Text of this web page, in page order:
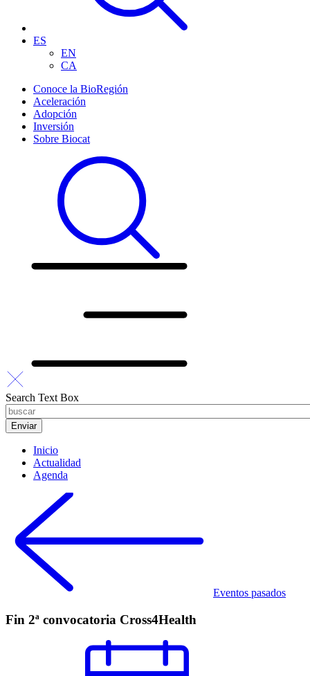
ES
EN
CA
Conoce la BioRegión
Aceleración
Adopción
Inversión
Sobre Biocat
Search Text Box
Inicio
Actualidad
Agenda
Eventos pasados
Fin 2ª convocatoria Cross4Health